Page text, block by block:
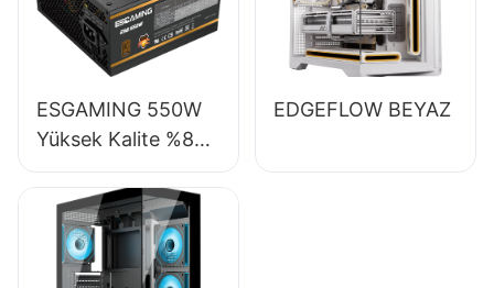
ESGAMING 550W
Yüksek Kalite %85
Verimlilik 80+
Bronze Masaüstü
Bilgisayar Güç
Kaynağı ESB550W
EDGEFLOW BEYAZ